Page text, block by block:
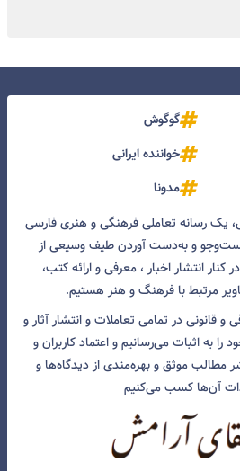
گوگوش
خواننده ایرانی
مدونا
یک رسانه تعاملی فرهنگی و هنری فارسی
و به‌دست آوردن طیف وسیعی از
کنار انتشار اخبار ، معرفی و ارائه کتب،
مرتبط با فرهنگ و هنر هستیم.
و قانونی در تمامی تعاملات و انتشار آثار و
را به اثبات می‌رسانیم و اعتماد کاربران و
مطالب موثق و بهره‌مندی از دیدگاه‌ها و
آن‌ها کسب می‌کنیم